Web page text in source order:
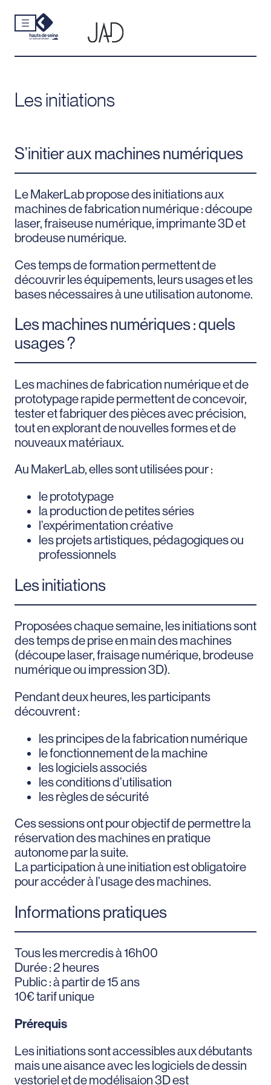
Aller
contenu
Les initiations
S’initier aux machines numériques
Le MakerLab propose des initiations aux
machines de fabrication numérique : découpe
laser, fraiseuse numérique, imprimante 3D et
brodeuse numérique.
Ces temps de formation permettent de
découvrir les équipements, leurs usages et les
bases nécessaires à une utilisation autonome.
Les machines numériques : quels
usages ?
Les machines de fabrication numérique et de
prototypage rapide permettent de concevoir,
tester et fabriquer des pièces avec précision,
tout en explorant de nouvelles formes et de
nouveaux matériaux.
Au MakerLab, elles sont utilisées pour :
le prototypage
la production de petites séries
l’expérimentation créative
les projets artistiques, pédagogiques ou
professionnels
Les initiations
Proposées chaque semaine, les initiations sont
des temps de prise en main des machines
(découpe laser, fraisage numérique, brodeuse
numérique ou impression 3D).
Pendant deux heures, les participants
découvrent :
les principes de la fabrication numérique
le fonctionnement de la machine
les logiciels associés
les conditions d’utilisation
les règles de sécurité
Ces sessions ont pour objectif de permettre la
réservation des machines en pratique
autonome par la suite.
La participation à une initiation est obligatoire
pour accéder à l’usage des machines.
Informations pratiques
Tous les mercredis à 16h00
Durée : 2 heures
Public : à partir de 15 ans
10€ tarif unique
Prérequis
Les initiations sont accessibles aux débutants
mais une aisance avec les logiciels de dessin
vestoriel et de modélisaion 3D est